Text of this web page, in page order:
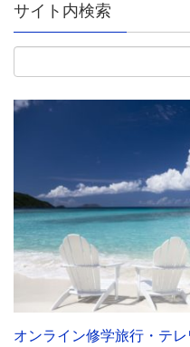
サイト内検索
オンライン修学旅行・テ